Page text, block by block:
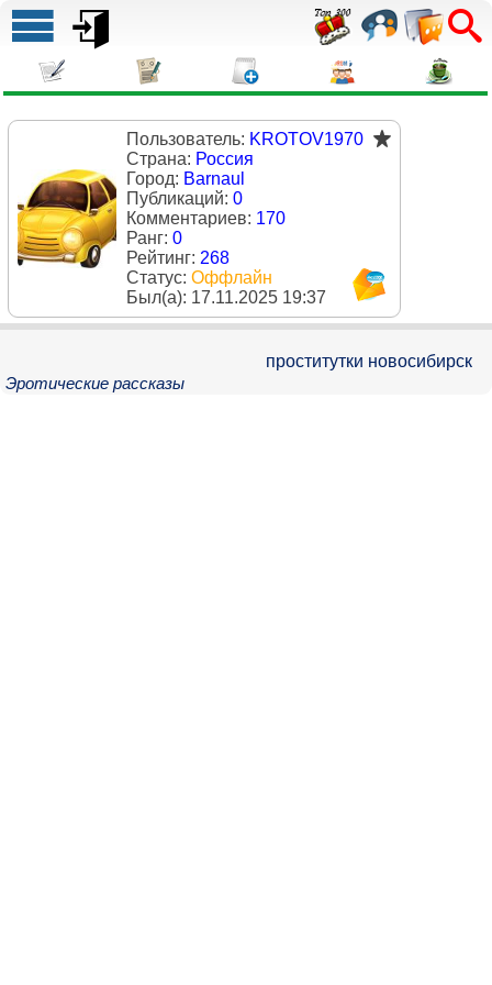
Пользователь: KROTOV1970
Страна: Россия
Город: Barnaul
Публикаций: 0
Комментариев: 170
Ранг: 0
Рейтинг: 268
Статус: Оффлайн
Был(a): 17.11.2025 19:37
Эротические рассказы
проститутки новосибирск